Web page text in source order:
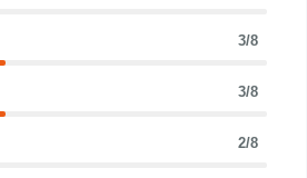
3/8
3/8
2/8